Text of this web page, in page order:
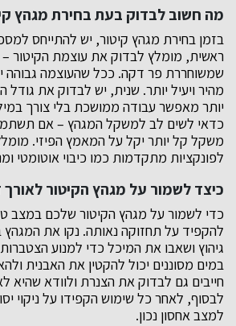
מה חשוב לבדוק בעת בחירת מגהץ
בזמן בחירת מגהץ קיטור, יש להתייחס
ראשית, מומלץ לבדוק את עוצמת הקיטור –
שמשוחררת פר דקה. ככל שהעוצמה גבוהה
מהיר ויעיל יותר. שנית, יש לבדוק את גודל
יותר מאפשר עבודה ממושכת בלי צורך
כדאי לשים לב למשקל המגהץ – אם
משקל קל יותר יקל על המאמץ הפיזי.
לפונקציות מתקדמות כמו כיבוי אוטומטי
כיצד לשמור על מגהץ הקיטור לאורך
כדי לשמור על מגהץ הקיטור שלכם במצב
להקפיד על תחזוקה נאותה. נקו את
גיהוץ ושאבו את המיכל כדי למנוע
במים מסוננים יכול להקטין את האבנית
חייבים גם לבדוק את הצנרת ולוודא שהיא
לבסוף, לאחר כל שימוש הקפידו על ניקוי
למצב אחסון נכון.